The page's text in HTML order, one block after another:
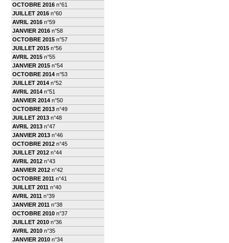
OCTOBRE 2016 n°61
JUILLET 2016 n°60
AVRIL 2016 n°59
JANVIER 2016 n°58
OCTOBRE 2015 n°57
JUILLET 2015 n°56
AVRIL 2015 n°55
JANVIER 2015 n°54
OCTOBRE 2014 n°53
JUILLET 2014 n°52
AVRIL 2014 n°51
JANVIER 2014 n°50
OCTOBRE 2013 n°49
JUILLET 2013 n°48
AVRIL 2013 n°47
JANVIER 2013 n°46
OCTOBRE 2012 n°45
JUILLET 2012 n°44
AVRIL 2012 n°43
JANVIER 2012 n°42
OCTOBRE 2011 n°41
JUILLET 2011 n°40
AVRIL 2011 n°39
JANVIER 2011 n°38
OCTOBRE 2010 n°37
JUILLET 2010 n°36
AVRIL 2010 n°35
JANVIER 2010 n°34